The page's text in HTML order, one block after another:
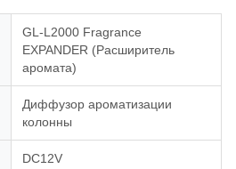
GL-L2000 Fragrance
EXPANDER (Расширитель
аромата)
Диффузор ароматизации
колонны
DC12V